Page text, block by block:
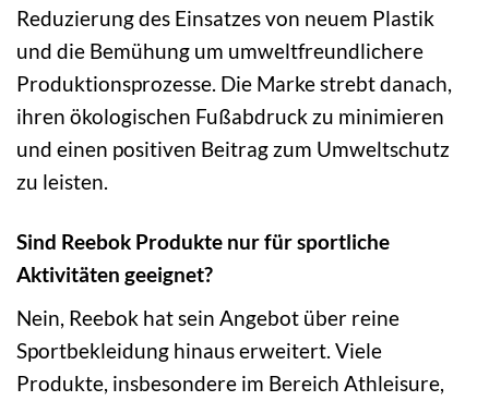
Reduzierung des Einsatzes von neuem Plastik
und die Bemühung um umweltfreundlichere
Produktionsprozesse. Die Marke strebt danach,
ihren ökologischen Fußabdruck zu minimieren
und einen positiven Beitrag zum Umweltschutz
zu leisten.
Sind Reebok Produkte nur für sportliche
Aktivitäten geeignet?
Nein, Reebok hat sein Angebot über reine
Sportbekleidung hinaus erweitert. Viele
Produkte, insbesondere im Bereich Athleisure,